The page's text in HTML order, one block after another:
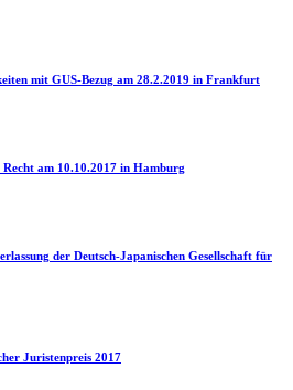
mit GUS-Bezug am 28.2.2019 in Frankfurt
am 10.10.2017 in Hamburg
der Deutsch-Japanischen Gesellschaft für
Juristenpreis 2017